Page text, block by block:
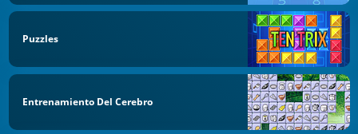
Puzzles
Entrenamiento Del Cerebro